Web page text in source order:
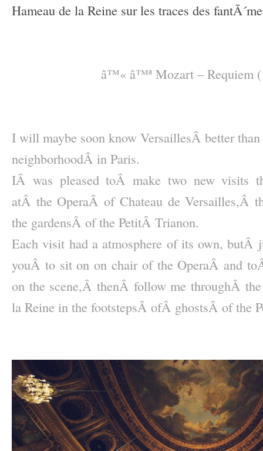
Hameau de la Reine sur les traces des
â™« â™ª Mozart – Requiem
I will maybe soon know VersaillesÂ better
neighborhoodÂ in Paris.
IÂ was pleased toÂ make two new visits
atÂ the OperaÂ of Chateau de Versailles,Â
the gardensÂ of the PetitÂ Trianon.
Each visit had a atmosphere of its own,
youÂ to sit on on chair of the OperaÂ and
on the scene,Â thenÂ follow me throughÂ
la Reine in the footstepsÂ ofÂ ghostsÂ of the